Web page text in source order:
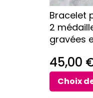
Bracelet
2
gravées
45,00
Choix
sur
la
page
du
produit